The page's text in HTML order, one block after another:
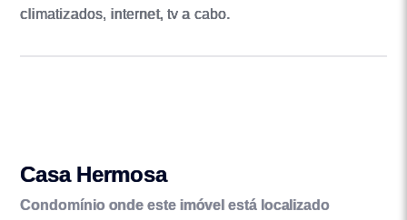
climatizados, internet, tv a cabo.
Casa Hermosa
Condomínio onde este imóvel está localizado